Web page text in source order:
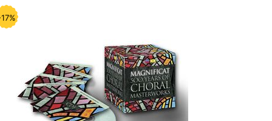
том числе с Эммой Киркби и Кристофером Хогвудом),
"Das musikalische Opfer" (Musica Antiqua Köln / Reinhard
Goebel), "Die Kunst der Fuge" (Pierre-Laurent Aimard), St
Градинер), "Страсти по Матфею" (Пол Маккриш), сюиты
для виолончели (Пьер Фурнье), сонаты и партиты для
скрипки (Натан Мильштейн), органные произведения
(Хельмут Вальха, Карл Рихтер, Саймон Престон), арии
(Кэтлин Бэттл), сюиты для виолончели (Миша Майский /
Марта Аргерих) и многое другое.
"Его следует называть не Бахом, а морем!" (Бетховен)